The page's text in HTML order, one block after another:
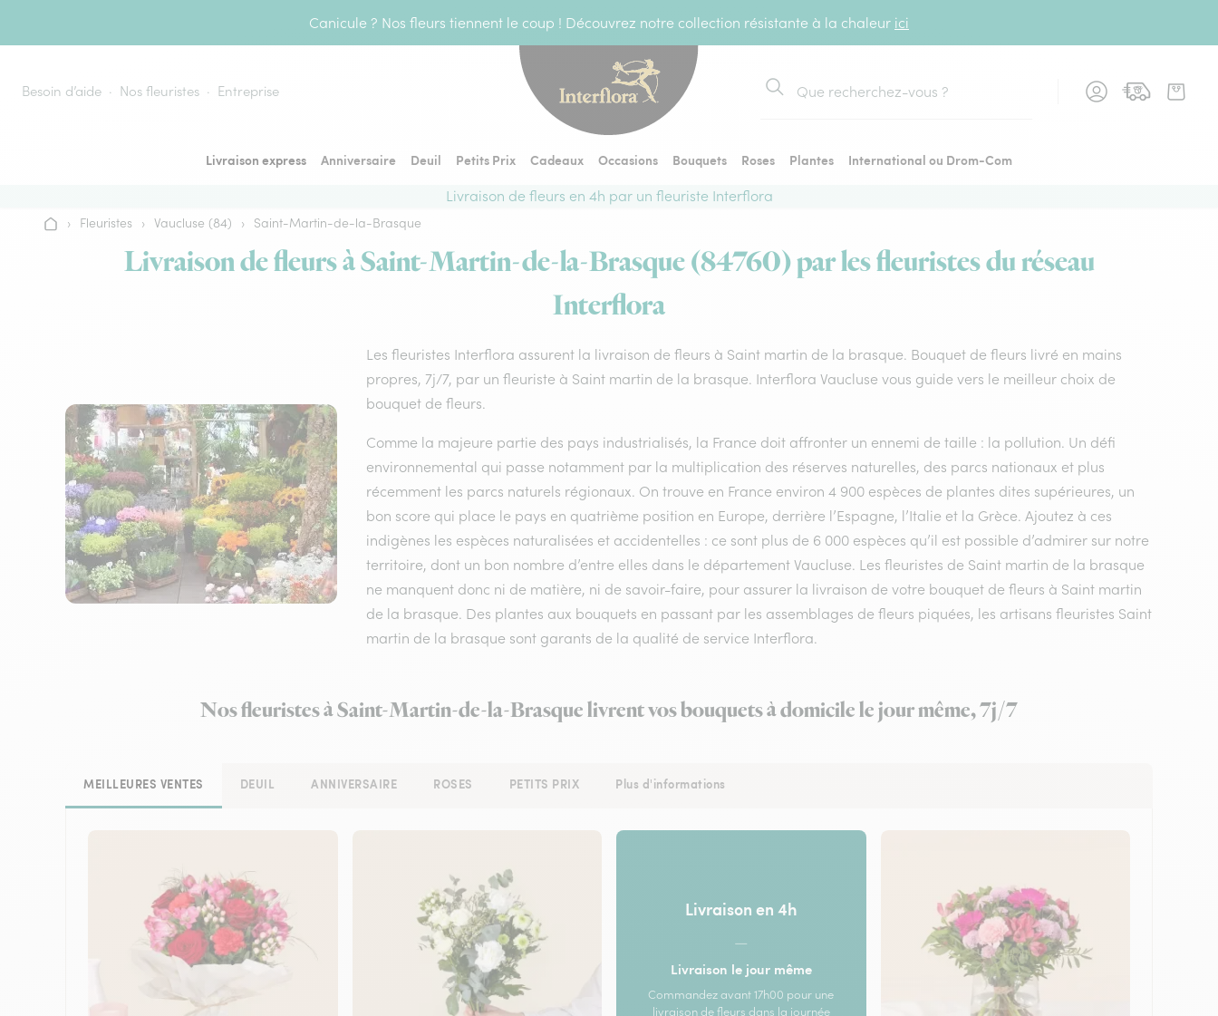
Canicule ? Nos fleurs tiennent le coup ! Découvrez notre collection résistante à la chaleur ici
Besoin d’aide Nos fleuristes Entreprise
Rechercher
Livraison express Anniversaire Deuil Petits Prix Cadeaux Occasions Bouquets Roses Plantes
International ou Drom-Com
Livraison de fleurs en 4h par un fleuriste Interflora
Accueil
› Fleuristes › Vaucluse (84) › Saint-Martin-de-la-Brasque
Livraison de fleurs à Saint-Martin-de-la-Brasque (84760) par les fleuristes du réseau
Interflora
Les fleuristes Interflora assurent la livraison de fleurs à Saint martin de la brasque. Bouquet de fleurs livré en mains
propres, 7j/7, par un fleuriste à Saint martin de la brasque. Interflora Vaucluse vous guide vers le meilleur choix de
bouquet de fleurs.
Comme la majeure partie des pays industrialisés, la France doit affronter un ennemi de taille : la pollution. Un défi
environnemental qui passe notamment par la multiplication des réserves naturelles, des parcs nationaux et plus
récemment les parcs naturels régionaux. On trouve en France environ 4 900 espèces de plantes dites supérieures, un
bon score qui place le pays en quatrième position en Europe, derrière l’Espagne, l’Italie et la Grèce. Ajoutez à ces
indigènes les espèces naturalisées et accidentelles : ce sont plus de 6 000 espèces qu’il est possible d’admirer sur notre
territoire, dont un bon nombre d’entre elles dans le département Vaucluse. Les fleuristes de Saint martin de la brasque
ne manquent donc ni de matière, ni de savoir-faire, pour assurer la livraison de votre bouquet de fleurs à Saint martin
de la brasque. Des plantes aux bouquets en passant par les assemblages de fleurs piquées, les artisans fleuristes Saint
martin de la brasque sont garants de la qualité de service Interflora.
Nos fleuristes à Saint-Martin-de-la-Brasque livrent vos bouquets à domicile le jour même, 7j/7
MEILLEURES VENTES DEUIL ANNIVERSAIRE ROSES PETITS PRIX Plus d'informations
Livraison en 4h
—
Livraison le jour même
Commandez avant 17h00 pour une
livraison de fleurs dans la journée